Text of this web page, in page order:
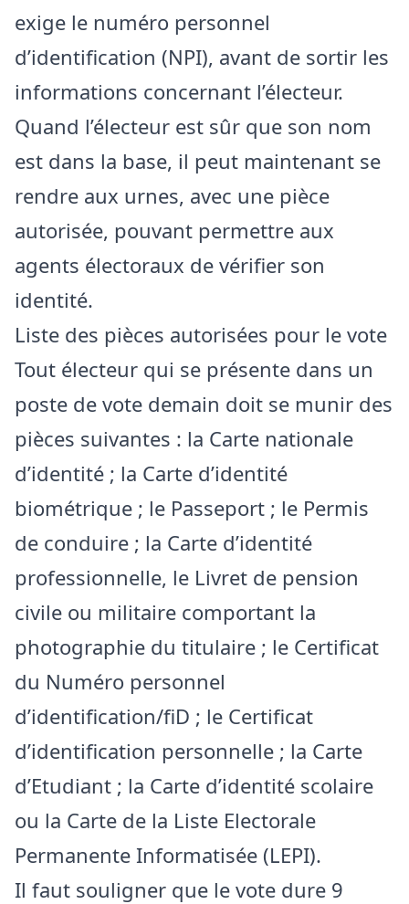
exige le numéro personnel
d’identification (NPI), avant de sortir les
informations concernant l’électeur.
Quand l’électeur est sûr que son nom
est dans la base, il peut maintenant se
rendre aux urnes, avec une pièce
autorisée, pouvant permettre aux
agents électoraux de vérifier son
identité.
Liste des pièces autorisées pour le vote
Tout électeur qui se présente dans un
poste de vote demain doit se munir des
pièces suivantes : la Carte nationale
d’identité ; la Carte d’identité
biométrique ; le Passeport ; le Permis
de conduire ; la Carte d’identité
professionnelle, le Livret de pension
civile ou militaire comportant la
photographie du titulaire ; le Certificat
du Numéro personnel
d’identification/fiD ; le Certificat
d’identification personnelle ; la Carte
d’Etudiant ; la Carte d’identité scolaire
ou la Carte de la Liste Electorale
Permanente Informatisée (LEPI).
Il faut souligner que le vote dure 9